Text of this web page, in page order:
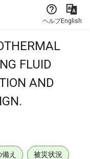
ヘルプEnglish
FLUID
AND
え 被災状況